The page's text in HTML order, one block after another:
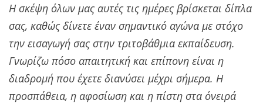
Η σκέψη όλων μας αυτές τις ημέρες βρίσκεται δίπλα
σας, καθώς δίνετε έναν σημαντικό αγώνα με στόχο
την εισαγωγή σας στην τριτοβάθμια εκπαίδευση.
Γνωρίζω πόσο απαιτητική και επίπονη είναι η
διαδρομή που έχετε διανύσει μέχρι σήμερα. Η
προσπάθεια, η αφοσίωση και η πίστη στα όνειρά